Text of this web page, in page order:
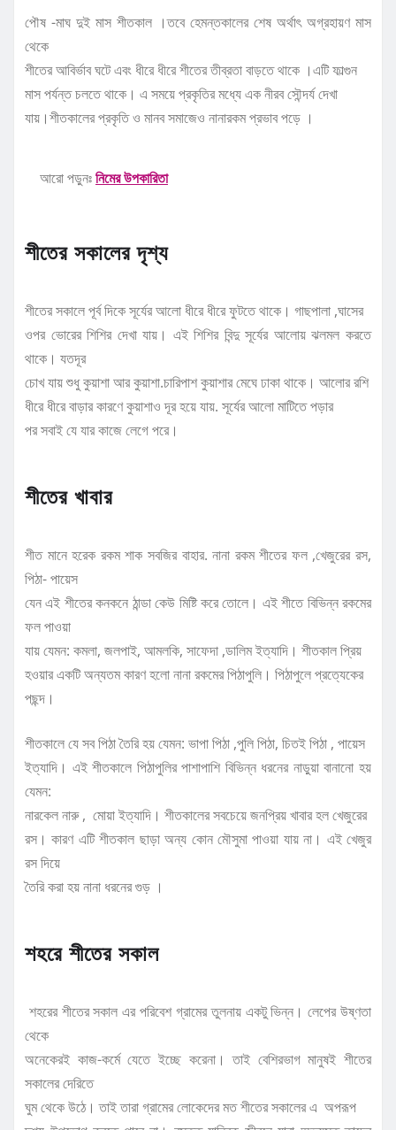
পৌষ -মাঘ দুই মাস শীতকাল ।তবে হেমন্তকালের শেষ অর্থাৎ অগ্রহায়ণ মাস
থেকে
শীতের আবির্ভাব ঘটে এবং ধীরে ধীরে শীতের তীব্রতা বাড়তে থাকে ।এটি ফাল্গুন
মাস পর্যন্ত চলতে থাকে। এ সময়ে প্রকৃতির মধ্যে এক নীরব সৌন্দর্য দেখা
যায়।শীতকালের প্রকৃতি ও মানব সমাজেও নানারকম প্রভাব পড়ে ।
আরো পড়ুনঃনিমের উপকারিতা
শীতের সকালের দৃশ্য
শীতের সকালে পূর্ব দিকে সূর্যের আলো ধীরে ধীরে ফুটতে থাকে। গাছপালা ,ঘাসের
ওপর ভোরের শিশির দেখা যায়। এই শিশির বিন্দু সূর্যের আলোয় ঝলমল করতে
থাকে। যতদূর
চোখ যায় শুধু কুয়াশা আর কুয়াশা.চারিপাশ কুয়াশার মেঘে ঢাকা থাকে। আলোর রশি
ধীরে ধীরে বাড়ার কারণে কুয়াশাও দূর হয়ে যায়. সূর্যের আলো মাটিতে পড়ার
পর সবাই যে যার কাজে লেগে পরে।
শীতের খাবার
শীত মানে হরেক রকম শাক সবজির বাহার. নানা রকম শীতের ফল ,খেজুরের রস,
পিঠা- পায়েস
যেন এই শীতের কনকনে ঠান্ডা কেউ মিষ্টি করে তোলে। এই শীতে বিভিন্ন রকমের
ফল পাওয়া
যায় যেমন: কমলা, জলপাই, আমলকি, সাফেদা ,ডালিম ইত্যাদি। শীতকাল প্রিয়
হওয়ার একটি অন্যতম কারণ হলো নানা রকমের পিঠাপুলি। পিঠাপুলে প্রত্যেকের
পছন্দ।
শীতকালে যে সব পিঠা তৈরি হয় যেমন: ভাপা পিঠা ,পুলি পিঠা, চিতই পিঠা , পায়েস
ইত্যাদি। এই শীতকালে পিঠাপুলির পাশাপাশি বিভিন্ন ধরনের নাড়ুয়া বানানো হয়
যেমন:
নারকেল নারু , মোয়া ইত্যাদি। শীতকালের সবচেয়ে জনপ্রিয় খাবার হল খেজুরের
রস। কারণ এটি শীতকাল ছাড়া অন্য কোন মৌসুমা পাওয়া যায় না। এই খেজুর
রস দিয়ে
তৈরি করা হয় নানা ধরনের গুড় ।
শহরে শীতের সকাল
শহরের শীতের সকাল এর পরিবেশ গ্রামের তুলনায় একটু ভিন্ন। লেপের উষ্ণতা
থেকে
অনেকেরই কাজ-কর্মে যেতে ইচ্ছে করেনা। তাই বেশিরভাগ মানুষই শীতের
সকালের দেরিতে
ঘুম থেকে উঠে। তাই তারা গ্রামের লোকেদের মত শীতের সকালের এ অপরূপ